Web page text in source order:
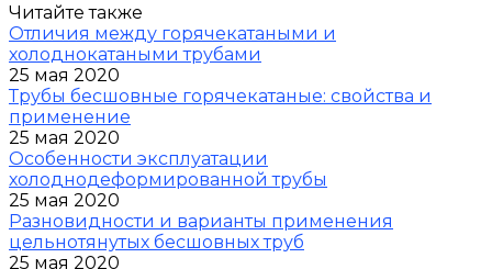
Читайте также
Отличия между горячекатаными и
холоднокатаными трубами
25 мая 2020
Трубы бесшовные горячекатаные: свойства и
применение
25 мая 2020
Особенности эксплуатации
холоднодеформированной трубы
25 мая 2020
Разновидности и варианты применения
цельнотянутых бесшовных труб
25 мая 2020